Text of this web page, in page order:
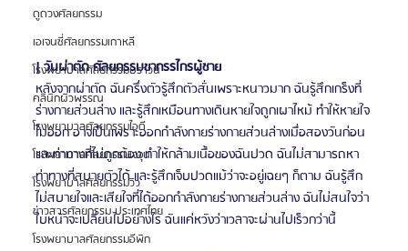
ดูดวงศัลยกรรม
เอเจนซี่ศัลยกรรมเกาหลี
โรงพยาบาลศัลยกรรมบราวน์
คลินิกผิวพรรณ
โรงพยาบาลศัลยกรรมไอดี
โรงพยาบาลศัลยกรรมเจจุน
โรงพยาบาลศัลยกรรมวิว
ข่าวสารศัลยกรรม ประเทศไทย
โรงพยาบาลศัลยกรรมอีพิก
| วันผ่าตัด ศัลยกรรมขากรรไกรผู้ชาย
หลังจากผ่าตัด ฉันครึ่งตัวรู้สึกตัวสั่นเพราะหนาวมาก ฉันรู้สึกเกร็งที่
ร่างกายส่วนล่าง และรู้สึกเหมือนทางเดินหายใจถูกเผาไหม้ ทำให้หายใจ
ไม่ออก อาจเป็นเพราะออกกำลังกายร่างกายส่วนล่างเมื่อสองวันก่อน
และท่าทางที่ไม่ถูกต้อง ทำให้กล้ามเนื้อของฉันปวด ฉันไม่สามารถหา
ท่าทางที่สบายตัวได้ และรู้สึกเจ็บปวดแม้ว่าจะอยู่เฉยๆ ก็ตาม ฉันรู้สึก
ไม่สบายใจและเสียใจที่ได้ออกกำลังกายร่างกายส่วนล่าง ฉันไม่สนใจว่า
ใบหน้าจะเปลี่ยนไปอย่างไร ฉันแค่หวังว่าเวลาจะผ่านไปเร็วกว่านี้